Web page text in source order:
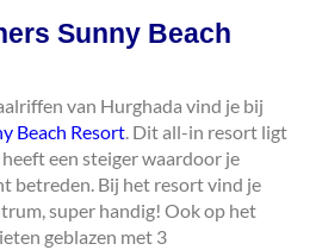
Sunny Beach
van Hurghada vind je bij
Beach Resort. Dit all-in resort ligt
een steiger waardoor je
betreden. Bij het resort vind je
super handig! Ook op het
geblazen met 3